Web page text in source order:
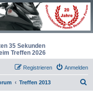
35 Sekunden
Treffen 2026
Anmelden
Registrieren
Treffen 2013